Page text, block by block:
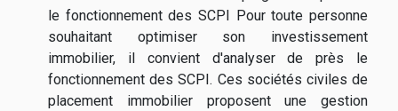
le fonctionnement des SCPI Pour toute personne
souhaitant optimiser son investissement
immobilier, il convient d'analyser de près le
fonctionnement des SCPI. Ces sociétés civiles de
placement immobilier proposent une gestion